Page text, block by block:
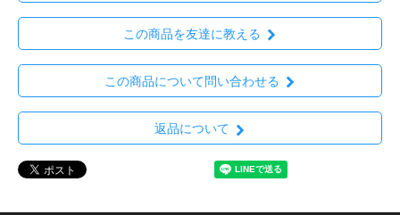
この商品を友達に教える
この商品について問い合わせる
返品について